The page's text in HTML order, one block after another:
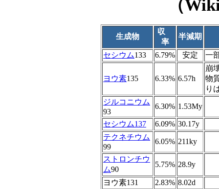
（
生成物
収
率
半減期
セシウム133 6.79% 安定 一
ヨウ素135 6.33% 6.57h
崩
物
り
ジルコニウム
93
6.30% 1.53My
セシウム137 6.09% 30.17y
テクネチウム
99
6.05% 211ky
ストロンチウ
ム90
5.75% 28.9y
ヨウ素131 2.83% 8.02d